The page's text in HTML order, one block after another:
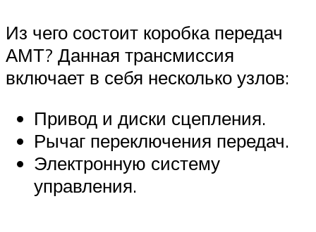
Из чего состоит коробка передач
АМТ? Данная трансмиссия
включает в себя несколько узлов:
Привод и диски сцепления.
Рычаг переключения передач.
Электронную систему
управления.